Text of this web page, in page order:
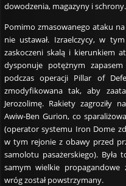
dowodzenia, magazyny i schrony.
Pomimo zmasowanego ataku
nie ustawał. Izraelczycy, w
zaskoczeni skalą i kierunkiem
dysponuje potężnym
podczas operacji Pillar of
zmodyfikowana tak, aby
Jerozolimę. Rakiety zagroziły
Awiw-Ben Gurion, co
(operator systemu Iron Dome
w tym rejonie z obawy przed
samolotu pasażerskiego).
samym wielkie propagandowe
wróg został powstrzymany.